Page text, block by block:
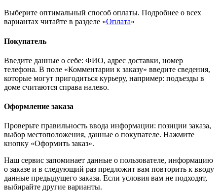
Выберите оптимальный способ оплаты. Подробнее о всех
вариантах читайте в разделе «Оплата»
Покупатель
Введите данные о себе: ФИО, адрес доставки, номер
телефона. В поле «Комментарии к заказу» введите сведения,
которые могут пригодиться курьеру, например: подъезды в
доме считаются справа налево.
Оформление заказа
Проверьте правильность ввода информации: позиции заказа,
выбор местоположения, данные о покупателе. Нажмите
кнопку «Оформить заказ».
Наш сервис запоминает данные о пользователе, информацию
о заказе и в следующий раз предложит вам повторить к вводу
данные предыдущего заказа. Если условия вам не подходят,
выбирайте другие варианты.